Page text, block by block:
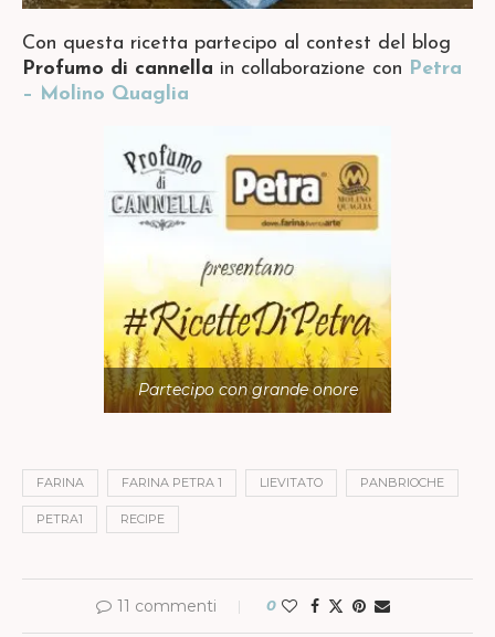
Con questa ricetta partecipo al contest del blog
Profumo di cannella in collaborazione con Petra
– Molino Quaglia
Partecipo con grande onore
FARINA FARINA PETRA 1 LIEVITATO PANBRIOCHE
PETRA1 RECIPE
11 commenti 0